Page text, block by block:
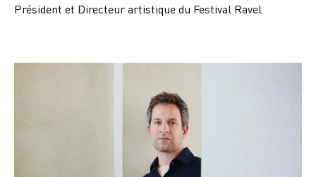
Président et Directeur artistique du Festival Ravel